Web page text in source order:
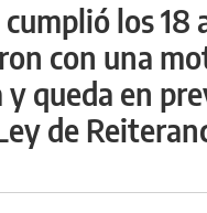
cumplió los 18
con una
y queda en
de